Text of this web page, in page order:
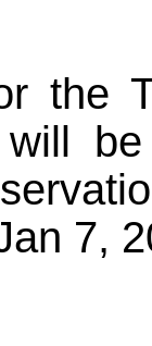
the
7,